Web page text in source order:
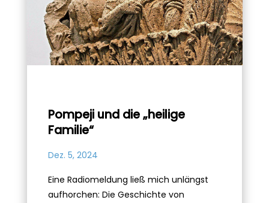
Pompeji und die „heilige
Familie“
Dez. 5, 2024
Eine Radiomeldung ließ mich unlängst
aufhorchen: Die Geschichte von